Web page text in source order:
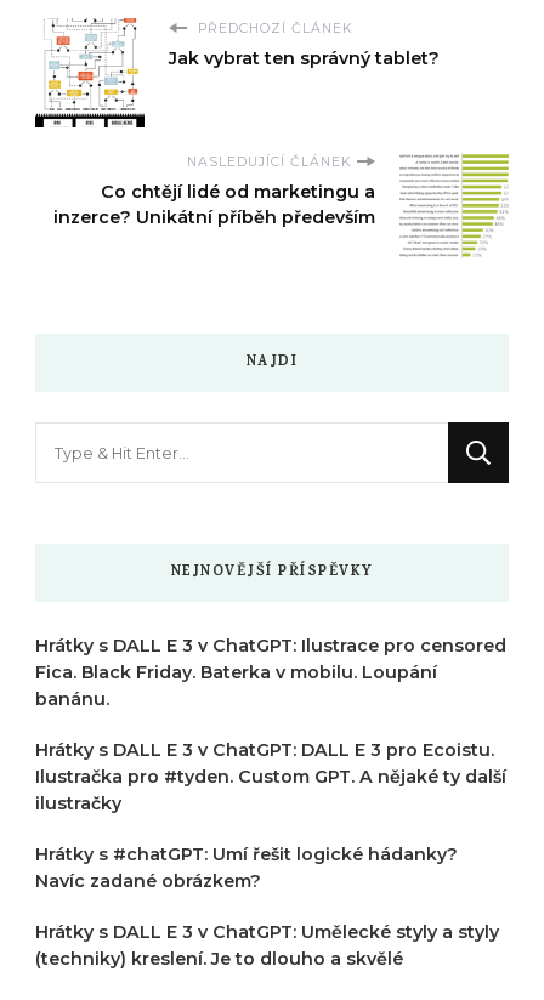
PŘEDCHOZÍ ČLÁNEK
Jak vybrat ten správný tablet?
NASLEDUJÍCÍ ČLÁNEK
Co chtějí lidé od marketingu a
inzerce? Unikátní příběh především
NAJDI
NEJNOVĚJŠÍ PŘÍSPĚVKY
Hrátky s DALL E 3 v ChatGPT: Ilustrace pro censored
Fica. Black Friday. Baterka v mobilu. Loupání
banánu.
Hrátky s DALL E 3 v ChatGPT: DALL E 3 pro Ecoistu.
Ilustračka pro #tyden. Custom GPT. A nějaké ty další
ilustračky
Hrátky s #chatGPT: Umí řešit logické hádanky?
Navíc zadané obrázkem?
Hrátky s DALL E 3 v ChatGPT: Umělecké styly a styly
(techniky) kreslení. Je to dlouho a skvělé